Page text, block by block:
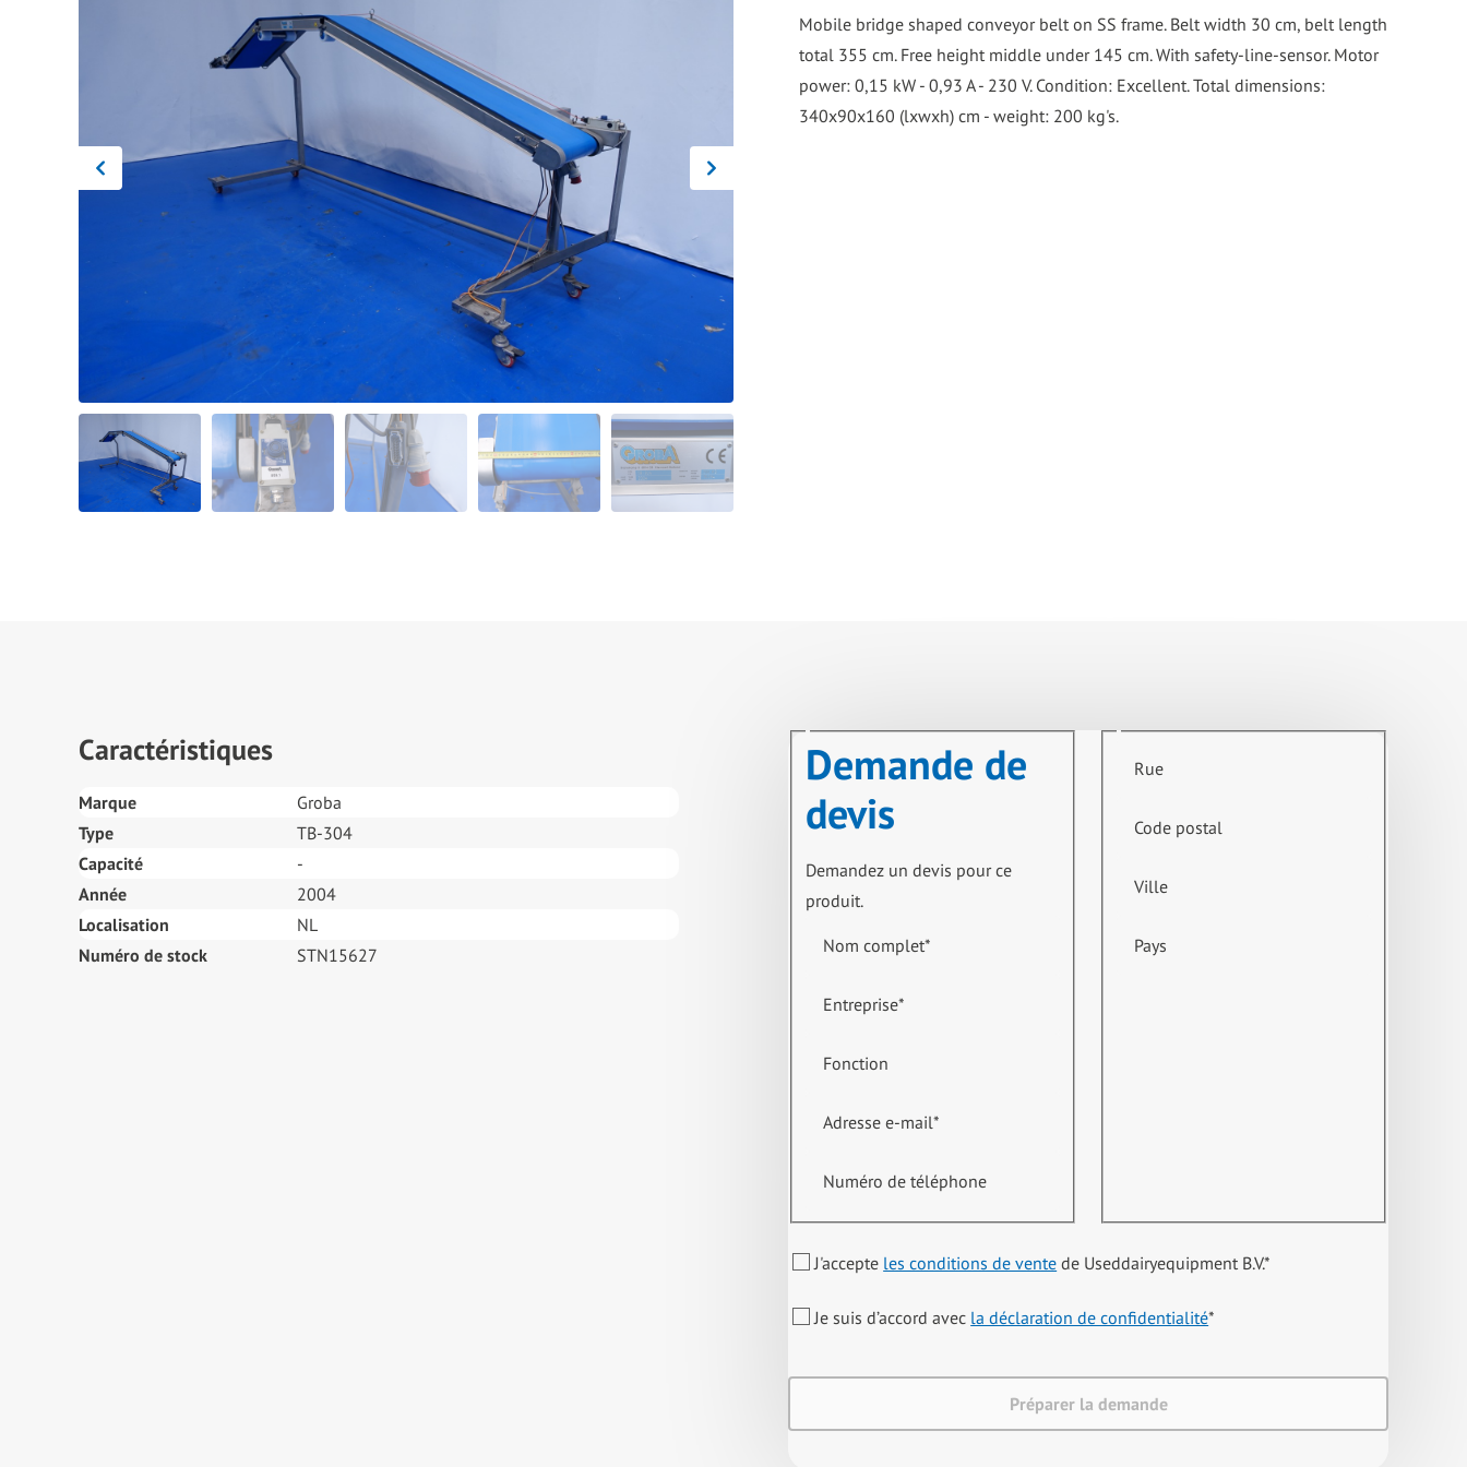
selected
Mobile bridge shaped conveyor belt on SS frame. Belt width 30 cm, belt length
total 355 cm. Free height middle under 145 cm. With safety-line-sensor. Motor
power: 0,15 kW - 0,93 A - 230 V. Condition: Excellent. Total dimensions:
340x90x160 (lxwxh) cm - weight: 200 kg's.
Caractéristiques
Marque
Groba
Type
TB-304
Capacité
-
Année
2004
Localisation
NL
Numéro de stock
STN15627
Demande de
devis
Demandez un devis pour ce
produit.
Nom complet*
Entreprise*
Fonction
Adresse e-mail*
Numéro de téléphone
Rue
Code postal
Ville
Pays
J'accepte les conditions de vente de Useddairyequipment B.V.*
Je suis d’accord avec la déclaration de confidentialité*
Préparer la demande